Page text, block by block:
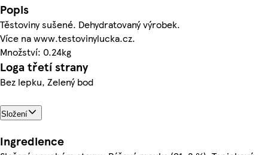
Popis
Těstoviny sušené. Dehydratovaný výrobek.
Více na www.testovinylucka.cz.
Množství: 0.24kg
Loga třetí strany
Bez lepku, Zelený bod
Složení
Ingredience